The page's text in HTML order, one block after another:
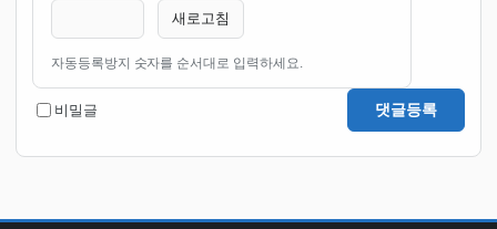
새로고침
자동등록방지 숫자를 순서대로 입력하세요.
비밀글 댓글등록